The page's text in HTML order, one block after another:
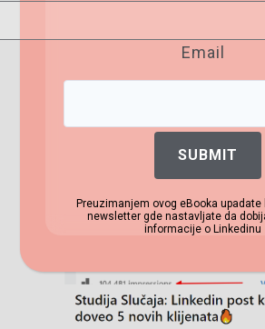
Email
SUBMIT
Preuzimanjem ovog eBooka upadate
newsletter gde nastavljate da
informacije o Linkedinu